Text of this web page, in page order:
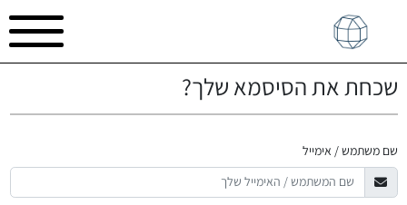
שכחת את הסיסמא שלך?
שם משתמש / אימייל